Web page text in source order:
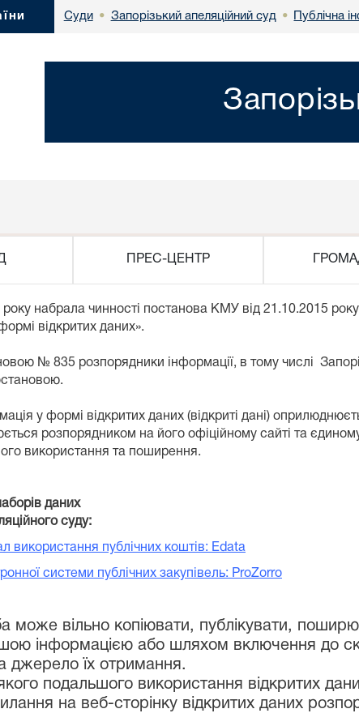
Суди • Запорізький апеляційний суд • Публічна
ПРЕС-ЦЕНТР
набрала чинності постанова КМУ від 21.10.2015
відкритих даних».
№ 835 розпорядники інформації, в тому числі
у формі відкритих даних (відкриті дані)
розпорядником на його офіційному сайті та
використання та поширення.
даних
суду:
використання публічних коштів: Edata
системи публічних закупівель: ProZorro
може вільно копіювати, публікувати,
інформацією або шляхом включення до
джерело їх отримання.
подальшого використання відкритих
на веб-сторінку відкритих даних